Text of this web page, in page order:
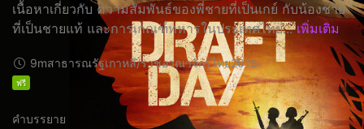
เนื้อหาเกี่ยวกับ ความสัมพันธ์ของพี่ชายที่เป็นเกย์ กับน้องชาย
ที่เป็นชายแท้ และการเกณฑ์ทหารในประเทศไทย... เพิ่มเติม
9mสาธารณรัฐเกาหลี/ราชอาณาจักรไทย2013
ฟรี
คำบรรยาย